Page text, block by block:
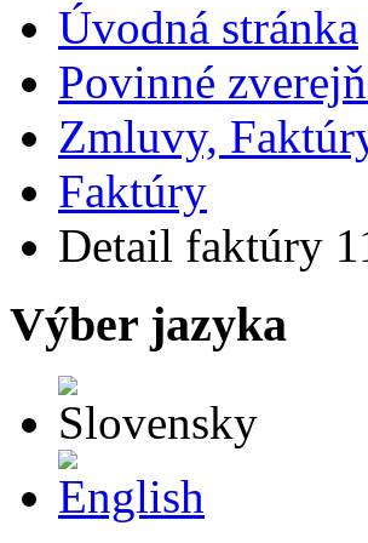
Úvodná stránka
Povinné
Zmluvy,
Faktúry
Detail faktúry
Výber jazyka